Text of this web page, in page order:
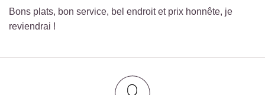
Bons plats, bon service, bel endroit et prix honnête, je
reviendrai !